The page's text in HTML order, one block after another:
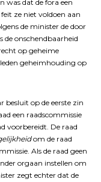
was dat de fora een
ze niet voldoen aan
de minister de door
de onschendbaarheid
op geheime
geheimhouding op
besluit op de eerste zin
een raadscommissie
voorbereidt. De raad
om de raad
Als de raad geen
orgaan instellen om
zegt echter dat de